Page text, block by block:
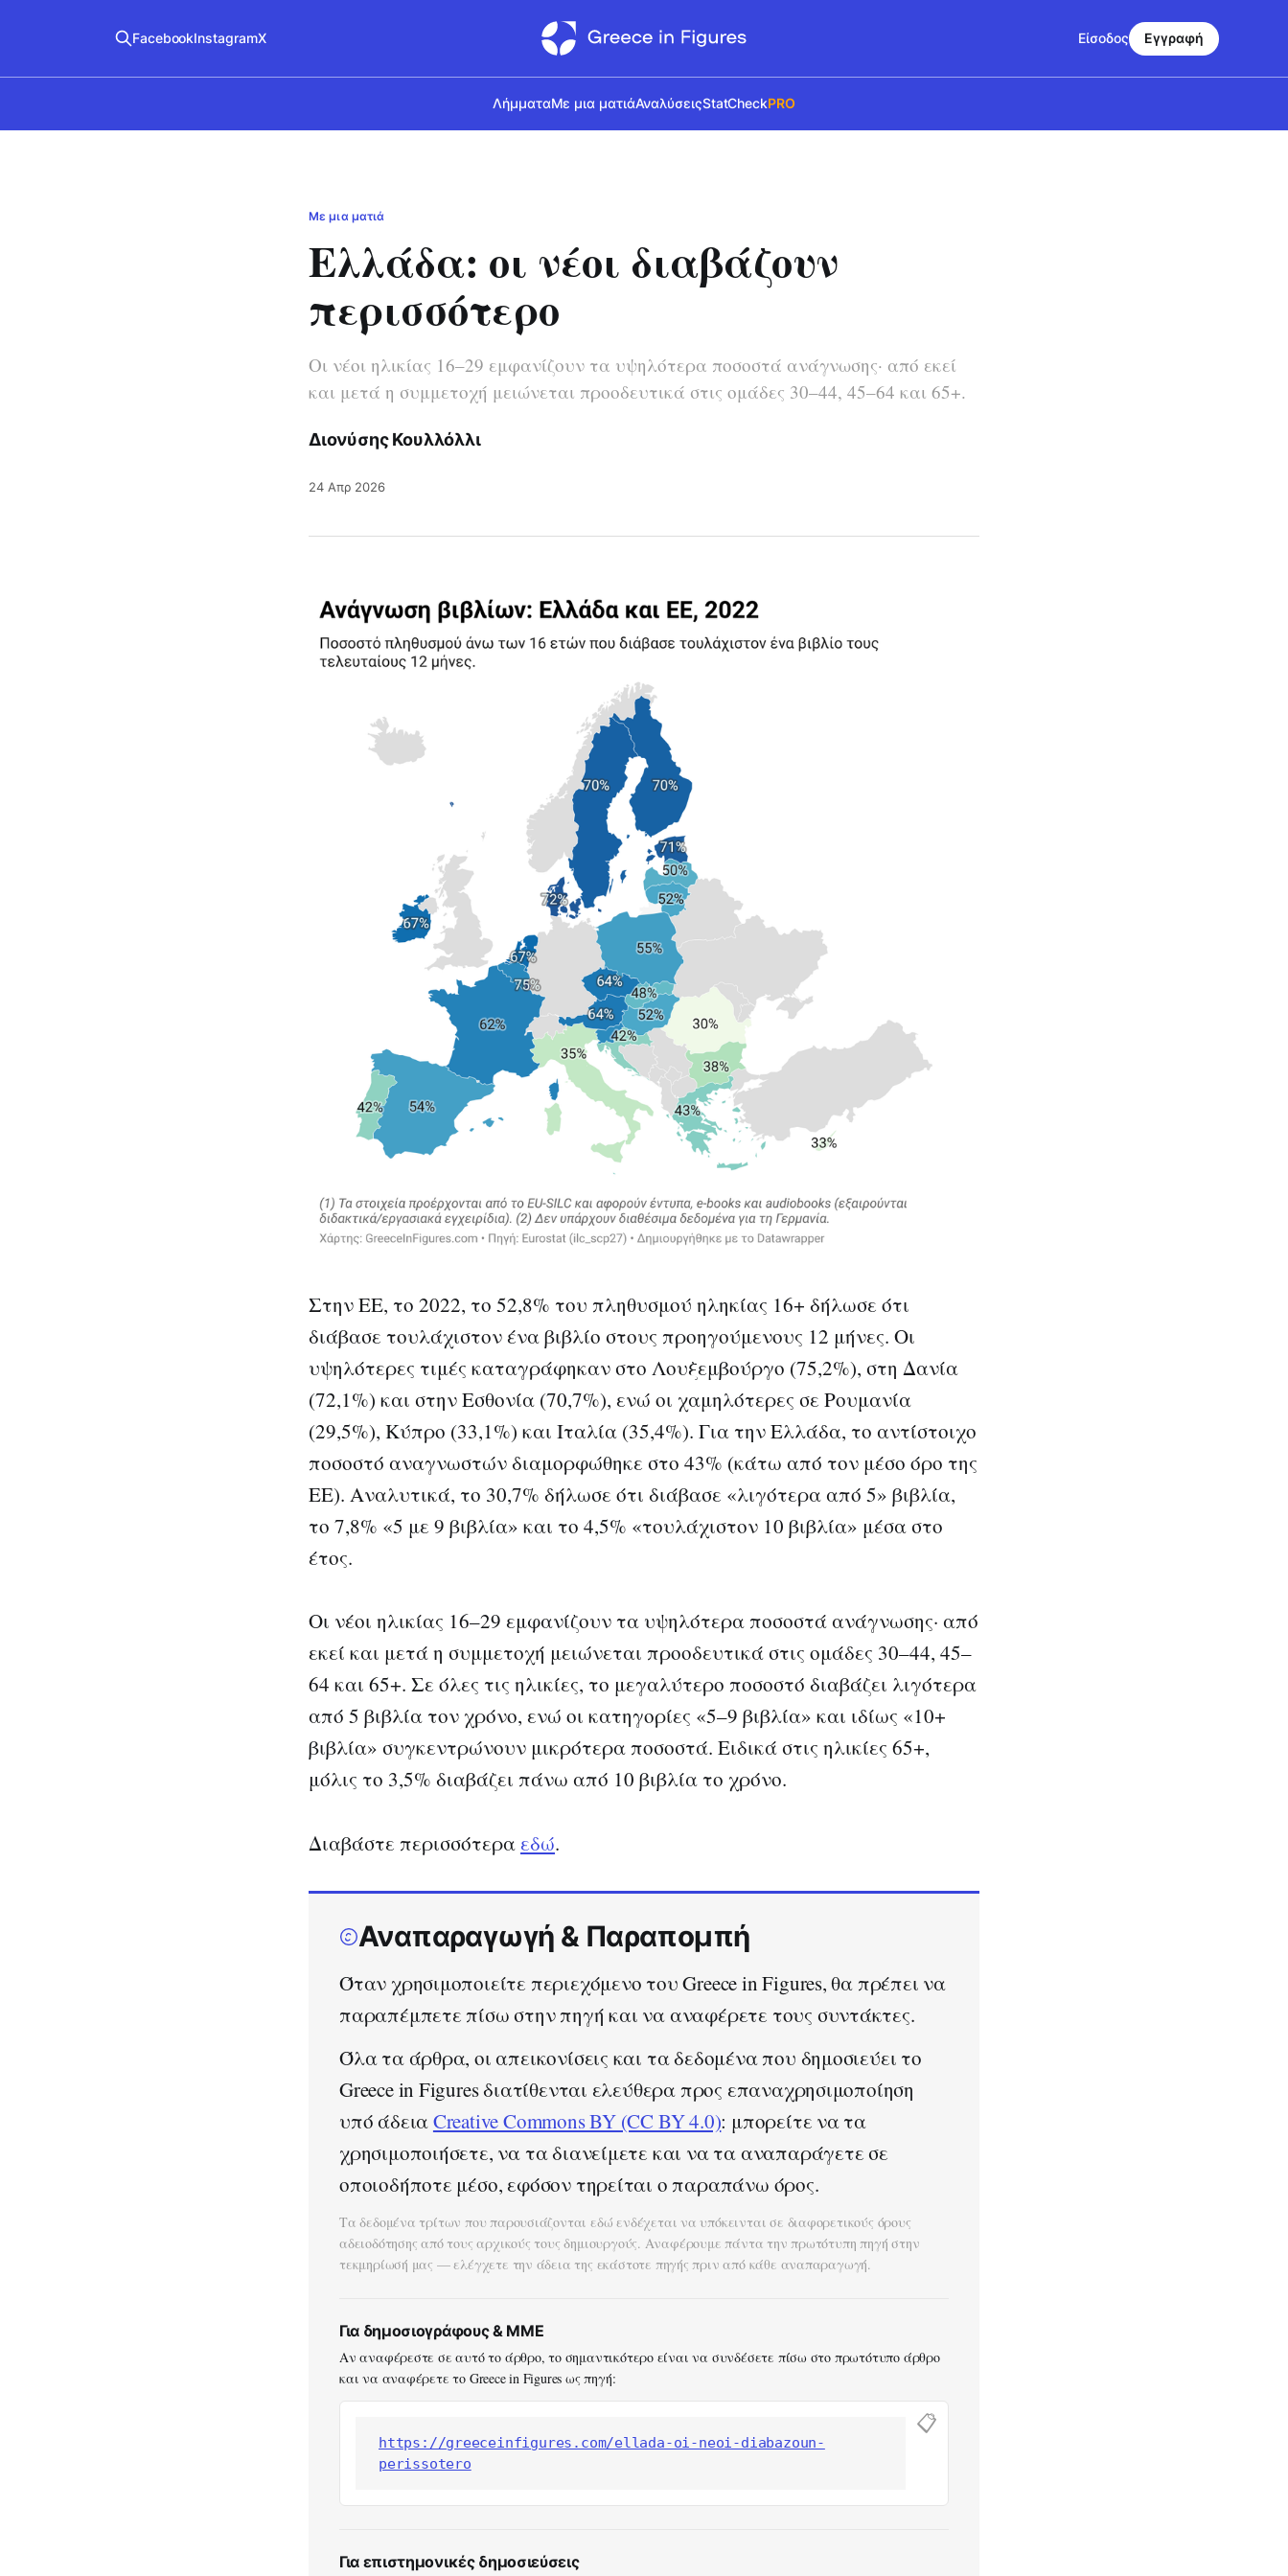
ΛήμματαΜε μια ματιάΑναλύσειςStatCheckPRO
FacebookInstagramX Είσοδος Εγγραφή
Με μια ματιά
Ελλάδα: οι νέοι διαβάζουν
περισσότερο
Οι νέοι ηλικίας 16–29 εμφανίζουν τα υψηλότερα ποσοστά ανάγνωσης· από εκεί
και μετά η συμμετοχή μειώνεται προοδευτικά στις ομάδες 30–44, 45–64 και 65+.
Διονύσης Κουλλόλλι
24 Απρ 2026
Στην ΕΕ, το 2022, το 52,8% του πληθυσμού ηληκίας 16+ δήλωσε ότι
διάβασε τουλάχιστον ένα βιβλίο στους προηγούμενους 12 μήνες. Οι
υψηλότερες τιμές καταγράφηκαν στο Λουξεμβούργο (75,2%), στη Δανία
(72,1%) και στην Εσθονία (70,7%), ενώ οι χαμηλότερες σε Ρουμανία
(29,5%), Κύπρο (33,1%) και Ιταλία (35,4%). Για την Ελλάδα, το αντίστοιχο
ποσοστό αναγνωστών διαμορφώθηκε στο 43% (κάτω από τον μέσο όρο της
ΕΕ). Αναλυτικά, το 30,7% δήλωσε ότι διάβασε «λιγότερα από 5» βιβλία,
το 7,8% «5 με 9 βιβλία» και το 4,5% «τουλάχιστον 10 βιβλία» μέσα στο
έτος.
Οι νέοι ηλικίας 16–29 εμφανίζουν τα υψηλότερα ποσοστά ανάγνωσης· από
εκεί και μετά η συμμετοχή μειώνεται προοδευτικά στις ομάδες 30–44, 45–
64 και 65+. Σε όλες τις ηλικίες, το μεγαλύτερο ποσοστό διαβάζει λιγότερα
από 5 βιβλία τον χρόνο, ενώ οι κατηγορίες «5–9 βιβλία» και ιδίως «10+
βιβλία» συγκεντρώνουν μικρότερα ποσοστά. Ειδικά στις ηλικίες 65+,
μόλις το 3,5% διαβάζει πάνω από 10 βιβλία το χρόνο.
Διαβάστε περισσότερα εδώ.
Αναπαραγωγή & Παραπομπή
Όταν χρησιμοποιείτε περιεχόμενο του Greece in Figures, θα πρέπει να
παραπέμπετε πίσω στην πηγή και να αναφέρετε τους συντάκτες.
Όλα τα άρθρα, οι απεικονίσεις και τα δεδομένα που δημοσιεύει το
Greece in Figures διατίθενται ελεύθερα προς επαναχρησιμοποίηση
υπό άδειαCreative Commons BY (CC BY 4.0): μπορείτε να τα
χρησιμοποιήσετε, να τα διανείμετε και να τα αναπαράγετε σε
οποιοδήποτε μέσο, εφόσον τηρείται ο παραπάνω όρος.
Τα δεδομένα τρίτων που παρουσιάζονται εδώ ενδέχεται να υπόκεινται σε διαφορετικούς όρους
αδειοδότησης από τους αρχικούς τους δημιουργούς. Αναφέρουμε πάντα την πρωτότυπη πηγή στην
τεκμηρίωσή μας — ελέγχετε την άδεια της εκάστοτε πηγής πριν από κάθε αναπαραγωγή.
Για δημοσιογράφους & ΜΜΕ
Αν αναφέρεστε σε αυτό το άρθρο, το σημαντικότερο είναι να συνδέσετε πίσω στο πρωτότυπο άρθρο
και να αναφέρετε το Greece in Figures ως πηγή:
https://greeceinfigures.com/ellada-oi-neoi-diabazoun-
perissotero
📋
Για επιστημονικές δημοσιεύσεις